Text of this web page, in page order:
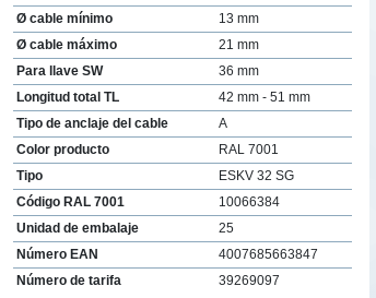
Ø cable mínimo
13 mm
Ø cable máximo
21 mm
Para llave SW
36 mm
Longitud total TL
42 mm - 51 mm
Tipo de anclaje del cable
A
Color producto
RAL 7001
Tipo
ESKV 32 SG
Código RAL 7001
10066384
Unidad de embalaje
25
Número EAN
4007685663847
Número de tarifa
39269097